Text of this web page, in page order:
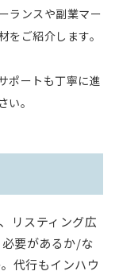
ランスや副業マー
ご紹介します。
ポートも丁寧に進
。
リスティング広
要があるか/な
代行もインハウ